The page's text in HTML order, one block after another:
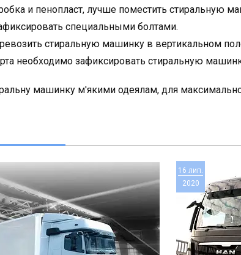
и пенопласт, лучше поместить стиральную
специальными болтами.
стиральную машинку в вертикальном
необходимо зафиксировать стиральную
машинку м'якими одеялам, для
16 лип.
2020